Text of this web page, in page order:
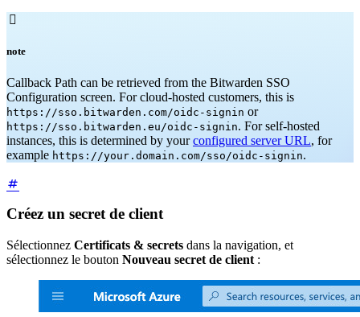

note
Callback Path can be retrieved from the Bitwarden SSO
Configuration screen. For cloud-hosted customers, this is
https://sso.bitwarden.com/oidc-signin or
https://sso.bitwarden.eu/oidc-signin. For self-hosted
instances, this is determined by yourconfigured server URL, for
example https://your.domain.com/sso/oidc-signin.
Créez un secret de client
Sélectionnez Certificats & secrets dans la navigation, et
sélectionnez le bouton Nouveau secret de client :